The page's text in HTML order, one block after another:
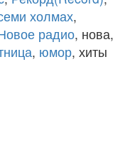
холмах,
радио, нова,
, юмор, хиты